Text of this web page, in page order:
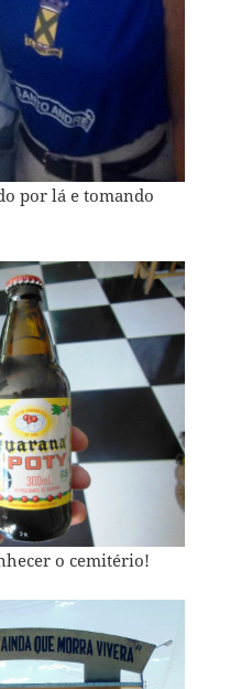
por lá e tomando
o cemitério!